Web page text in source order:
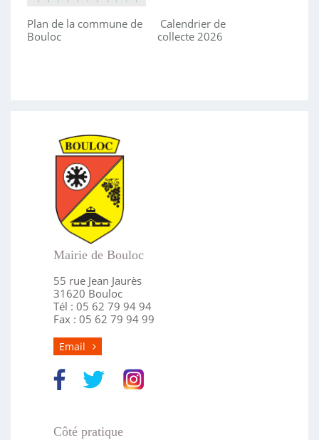
Plan de la commune de
Bouloc
Calendrier de
collecte 2026
Mairie de Bouloc
55 rue Jean Jaurès
31620 Bouloc
Tél : 05 62 79 94 94
Fax : 05 62 79 94 99
Email
Côté pratique